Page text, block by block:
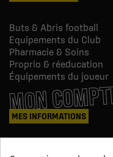
Buts & Abris football
Equipements du Club
Pharmacie & Soins
Proprio & réeducation
Équipements du joueur
MON
MES INFORMATIONS